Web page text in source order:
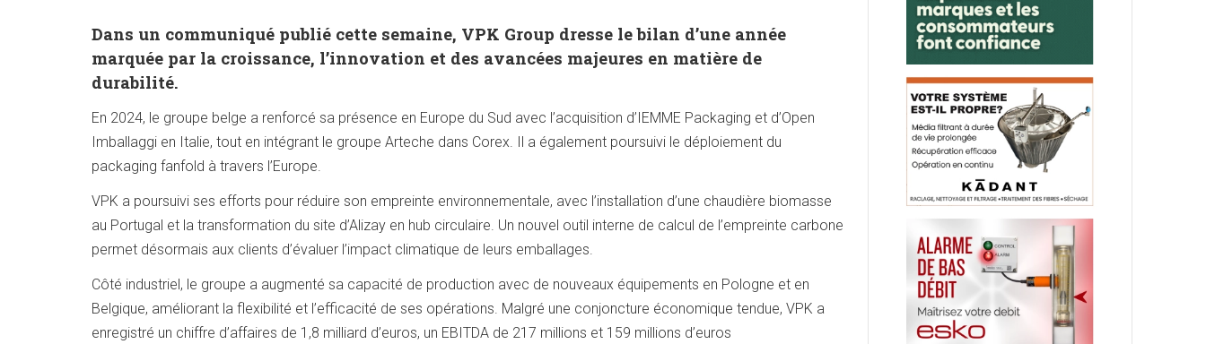
Dans un communiqué publié cette semaine, VPK Group dresse le bilan d’une année
marquée par la croissance, l’innovation et des avancées majeures en matière de
durabilité.
En 2024, le groupe belge a renforcé sa présence en Europe du Sud avec l’acquisition d’IEMME Packaging et d’Open
Imballaggi en Italie, tout en intégrant le groupe Arteche dans Corex. Il a également poursuivi le déploiement du
packaging fanfold à travers l’Europe.
VPK a poursuivi ses efforts pour réduire son empreinte environnementale, avec l’installation d’une chaudière biomasse
au Portugal et la transformation du site d’Alizay en hub circulaire. Un nouvel outil interne de calcul de l’empreinte carbone
permet désormais aux clients d’évaluer l’impact climatique de leurs emballages.
Côté industriel, le groupe a augmenté sa capacité de production avec de nouveaux équipements en Pologne et en
Belgique, améliorant la flexibilité et l’efficacité de ses opérations. Malgré une conjoncture économique tendue, VPK a
enregistré un chiffre d’affaires de 1,8 milliard d’euros, un EBITDA de 217 millions et 159 millions d’euros